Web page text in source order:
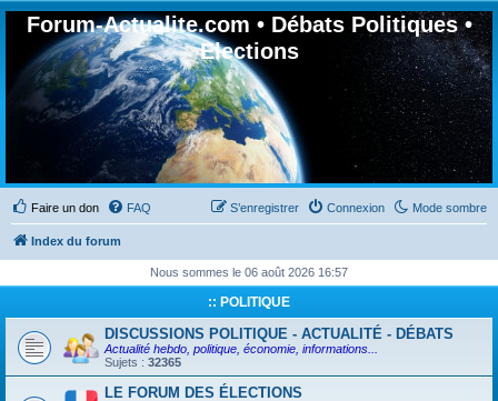
Forum-Actualite.com • Débats Politiques •
Elections
Faire un don Mode sombre
FAQ Connexion
S’enregistrer
Index du forum
Nous sommes le 06 août 2026 16:57
:: POLITIQUE
DISCUSSIONS POLITIQUE - ACTUALITÉ - DÉBATS
Actualité hebdo, politique, économie, informations...
Sujets : 32365
LE FORUM DES ÉLECTIONS